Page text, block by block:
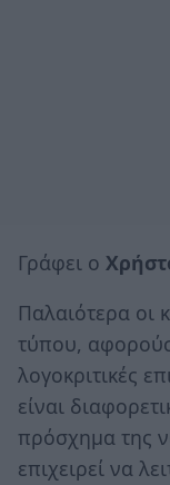
Γράφει ο
Παλαιότερα οι
τύπου,
λογοκριτικές
είναι
πρόσχημα της
επιχειρεί να